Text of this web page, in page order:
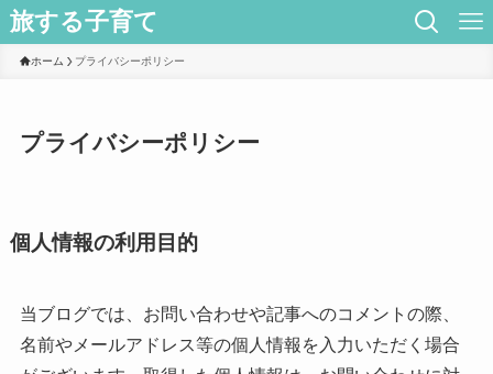
旅する子育て
ホーム プライバシーポリシー
プライバシーポリシー
個人情報の利用目的
当ブログでは、お問い合わせや記事へのコメントの際、
名前やメールアドレス等の個人情報を入力いただく場合